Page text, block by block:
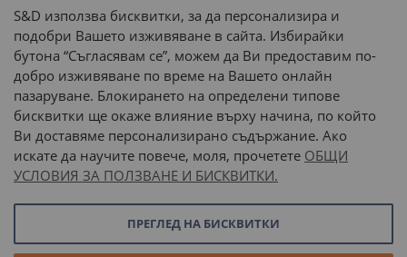
Начини на плащане:
Доставка до адрес с:
или
наш транспорт
S&D използва бисквитки, за да персонализира и
подобри Вашето изживяване в сайта. Избирайки
бутона “Съгласявам се”, можем да Ви предоставим по-
добро изживяване по време на Вашето онлайн
пазаруване. Блокирането на определени типове
бисквитки ще окаже влияние върху начина, по който
Ви доставяме персонализирано съдържание. Ако
искате да научите повече, моля, прочетете ОБЩИ
УСЛОВИЯ ЗА ПОЛЗВАНЕ И БИСКВИТКИ.
ПРЕГЛЕД НА БИСКВИТКИ